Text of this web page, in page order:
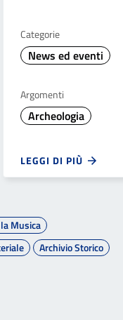
Categorie
News ed eventi
Argomenti
Archeologia
LEGGI DI PIÙ
Musica
Archivio Storico